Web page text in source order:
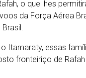
o que lhes
da Força Aérea
Itamaraty, essas
fronteiriço de